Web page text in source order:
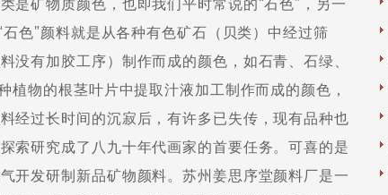
矿物质颜色，也即我们平时常说的“石色”，另一
色”颜料就是从各种有色矿石（贝类）中经过筛
没有加胶工序）制作而成的颜色，如石青、石绿、
植物的根茎叶片中提取汁液加工制作而成的颜色，
经过长时间的沉寂后，有许多已失传，现有品种也
索研究成了八九十年代画家的首要任务。可喜的是
开发研制新品矿物颜料。苏州姜思序堂颜料厂是一